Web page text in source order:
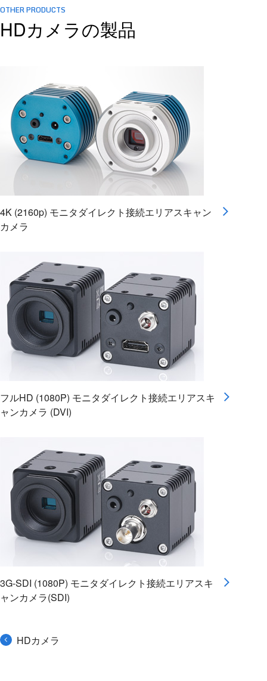
OTHER PRODUCTS
HDカメラの製品
4K (2160p) モニタダイレクト接続エリアスキャン
カメラ
フルHD (1080P) モニタダイレクト接続エリアスキ
ャンカメラ (DVI)
3G-SDI (1080P) モニタダイレクト接続エリアスキ
ャンカメラ(SDI)
HDカメラ